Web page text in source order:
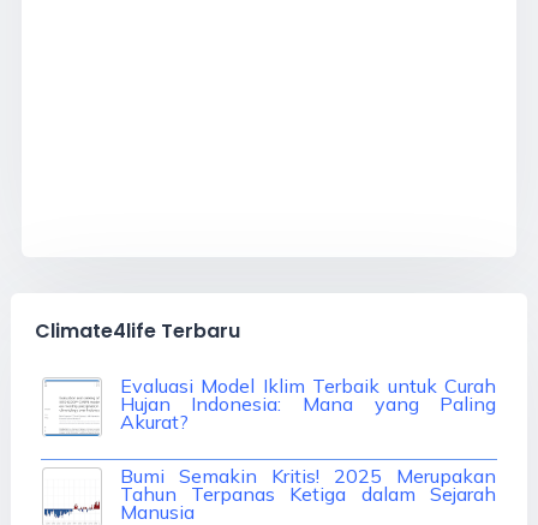
Climate4life Terbaru
Benarkah El Niño 1877/1878 yang Paling
Dahsyat dalam Sejarah? Ini Hasil Kajian
Peneliti NOAA
Evaluasi Model Iklim Terbaik untuk Curah
Hujan Indonesia: Mana yang Paling
Akurat?
Bumi Semakin Kritis! 2025 Merupakan
Tahun Terpanas Ketiga dalam Sejarah
Manusia